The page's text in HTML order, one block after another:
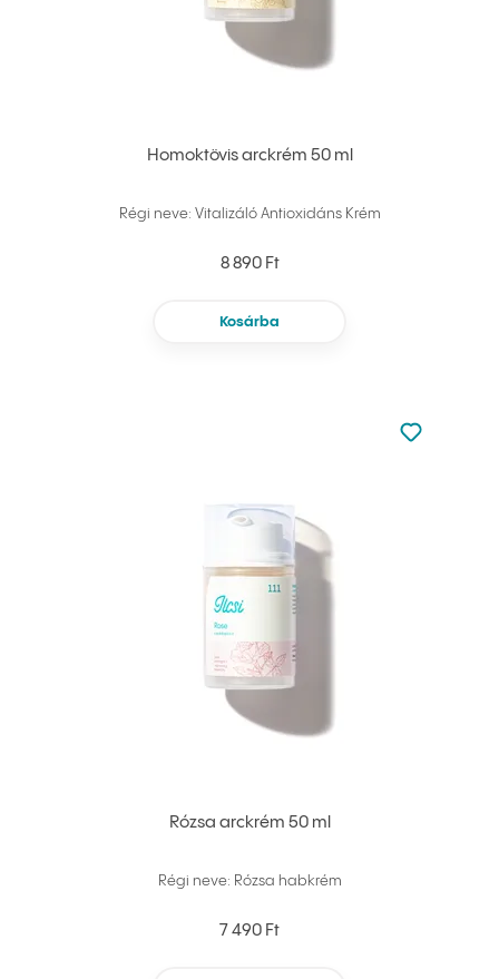
Homoktövis arckrém 50 ml
Régi neve: Vitalizáló Antioxidáns Krém
8 890 Ft
Kosárba
Rózsa arckrém 50 ml
Régi neve: Rózsa habkrém
7 490 Ft
Nincsen
Hozzáadás